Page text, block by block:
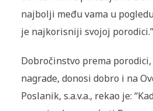
najbolji među vama u
je najkorisniji svojoj porodici.”
Dobročinstvo prema
nagrade, donosi dobro i na
Poslanik, s.a.v.a., rekao je: